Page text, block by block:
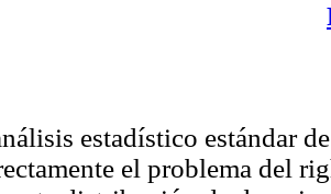
estadístico estándar
el problema del